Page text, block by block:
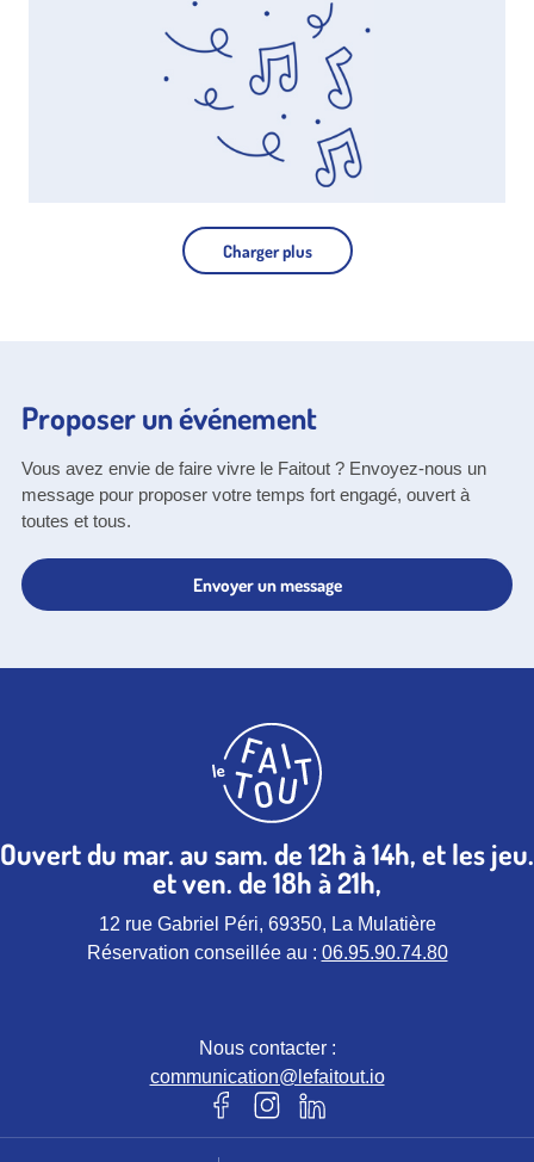
Charger plus
Proposer un événement
Vous avez envie de faire vivre le Faitout ? Envoyez-nous un
message pour proposer votre temps fort engagé, ouvert à
toutes et tous.
Envoyer un message
Ouvert du mar. au sam. de 12h à 14h, et les jeu.
et ven. de 18h à 21h,
12 rue Gabriel Péri, 69350, La Mulatière
Réservation conseillée au : 06.95.90.74.80
Nous contacter :
communication@lefaitout.io
Notre page Facebook (nouvel
Notre page instagram (nouvel
Notre page Linkedin